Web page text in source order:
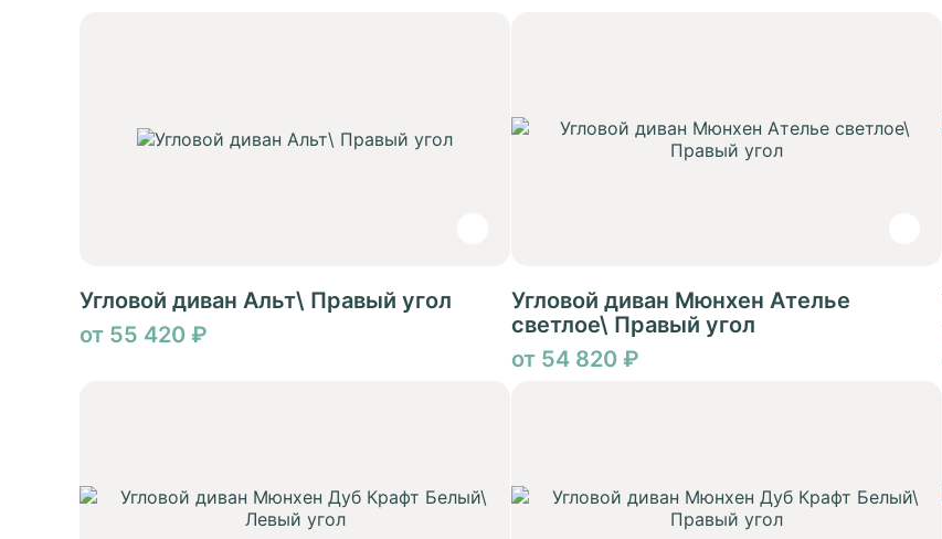
Угловой диван Альт\ Правый угол
от 55 420 ₽
Угловой диван Мюнхен Ателье
светлое\ Правый угол
от 54 820 ₽